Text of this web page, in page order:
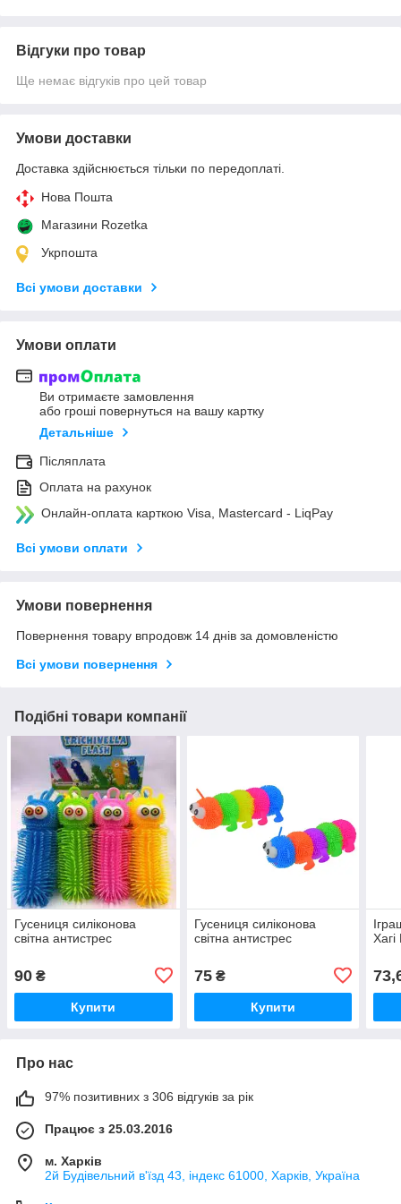
Відгуки про товар
Ще немає відгуків про цей товар
Умови доставки
Доставка здійснюється тільки по передоплаті.
Нова Пошта
Магазини Rozetka
Укрпошта
Всі умови доставки
Умови оплати
Ви отримаєте замовлення
або гроші повернуться на вашу картку
Детальніше
Післяплата
Оплата на рахунок
Онлайн-оплата карткою Visa, Mastercard - LiqPay
Всі умови оплати
Умови повернення
Повернення товару впродовж 14 днів за домовленістю
Всі умови повернення
Подібні товари компанії
Гусениця силіконова
світна антистрес
90 ₴
Купити
Гусениця силіконова
світна антистрес
75₴
Купити
Хагі
Про нас
97% позитивних з 306 відгуків за рік
Працює з 25.03.2016
м. Харків
2й Будівельний в'їзд 43, індекс 61000, Харків, Україна